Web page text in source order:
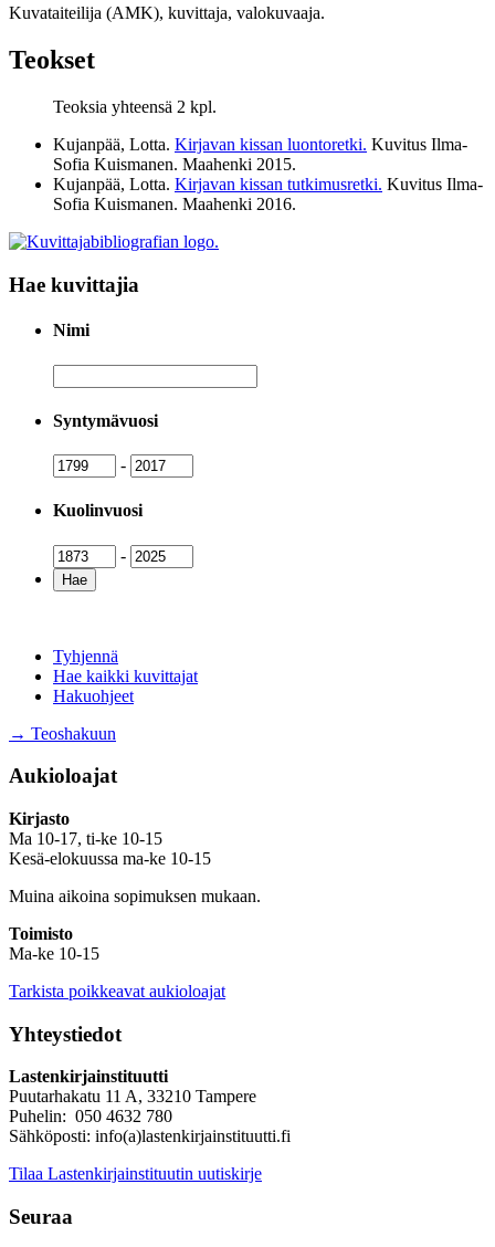
Kuvataiteilija (AMK), kuvittaja, valokuvaaja.
Teokset
Teoksia yhteensä 2 kpl.
Kujanpää, Lotta. Kirjavan kissan luontoretki. Kuvitus Ilma-
Sofia Kuismanen. Maahenki 2015.
Kujanpää, Lotta. Kirjavan kissan tutkimusretki. Kuvitus Ilma-
Sofia Kuismanen. Maahenki 2016.
Hae kuvittajia
Nimi
Syntymävuosi
Syntymävuosi
- Syntymävuosi
Kuolinvuosi
Kuolinvuosi
- Kuolinvuosi
Tyhjennä
Hae kaikki kuvittajat
Hakuohjeet
→ Teoshakuun
Aukioloajat
Kirjasto
Ma 10-17, ti-ke 10-15
Kesä-elokuussa ma-ke 10-15
Muina aikoina sopimuksen mukaan.
Toimisto
Ma-ke 10-15
Tarkista poikkeavat aukioloajat
Yhteystiedot
Lastenkirjainstituutti
Puutarhakatu 11 A, 33210 Tampere
Puhelin: 050 4632 780
Sähköposti: info(a)lastenkirjainstituutti.fi
Tilaa Lastenkirjainstituutin uutiskirje
Seuraa